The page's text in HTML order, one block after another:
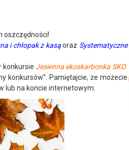
oszczędności!
i chłopak z kasąoraz Systematyczne
konkursie Jesienna ekoskarbonka SKO.
konkursów”. Pamiętajcie, że możecie
lub na koncie internetowym.